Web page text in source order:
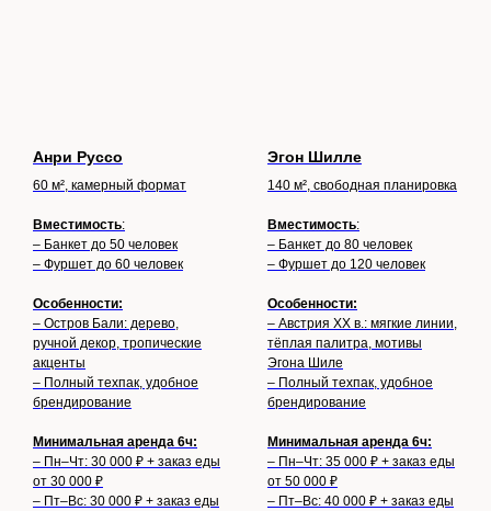
Анри Руссо
60 м², камерный формат
Вместимость:
– Банкет до 50 человек
– Фуршет до 60 человек
Особенности:
– Остров Бали: дерево,
ручной декор, тропические
акценты
– Полный техпак, удобное
брендирование
Минимальная аренда 6ч:
– Пн–Чт: 30 000 ₽ + заказ еды
от 30 000 ₽
– Пт–Вс: 30 000 ₽ + заказ еды
Эгон Шилле
140 м², свободная планировка
Вместимость:
– Банкет до 80 человек
– Фуршет до 120 человек
Особенности:
– Австрия XX в.: мягкие линии,
тёплая палитра, мотивы
Эгона Шиле
– Полный техпак, удобное
брендирование
Минимальная аренда 6ч:
– Пн–Чт: 35 000 ₽ + заказ еды
от 50 000 ₽
– Пт–Вс: 40 000 ₽ + заказ еды